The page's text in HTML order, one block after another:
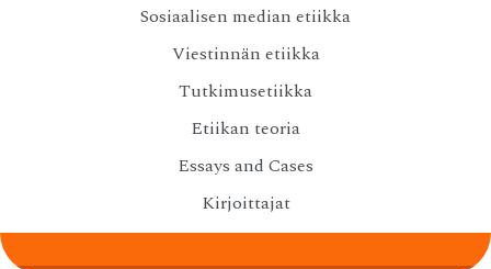
Sosiaalisen median etiikka
Viestinnän etiikka
Tutkimusetiikka
Etiikan teoria
Essays and Cases
Kirjoittajat